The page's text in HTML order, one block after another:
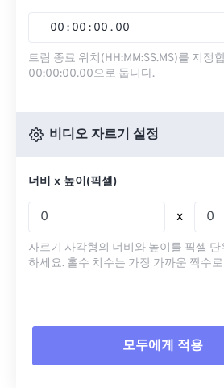
00 : 00 : 00 . 00
트림 종료 위치(HH:MM:SS.MS)를 지정
00:00:00.00으로 둡니다.
비디오 자르기 설정
너비 x 높이(픽셀)
x
자르기 사각형의 너비와 높이를 픽셀
하세요. 홀수 치수는 가장 가까운 짝수
모두에게 적용